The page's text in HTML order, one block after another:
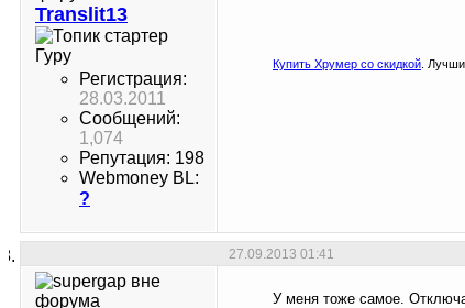
Translit13
Гуру
Регистрация:
28.03.2011
Сообщений:
1,074
Репутация: 198
Webmoney BL:
?
Купить Хрумер со скидкой .
27.09.2013 01:41
У меня тоже самое.